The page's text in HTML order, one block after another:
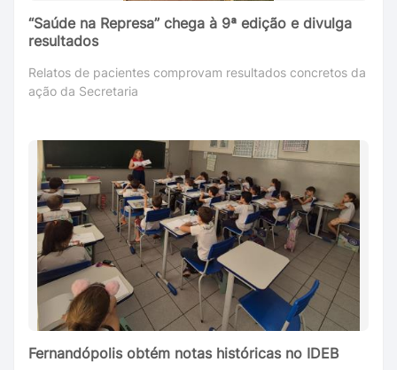
“Saúde na Represa” chega à 9ª edição e divulga
resultados
Relatos de pacientes comprovam resultados concretos da
ação da Secretaria
Fernandópolis obtém notas históricas no IDEB